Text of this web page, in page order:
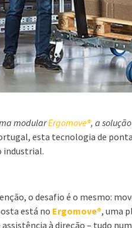
modularErgomove®, a
esta tecnologia de
industrial.
o desafio é o mesmo:
está no Ergomove®, uma
à direção – tudo